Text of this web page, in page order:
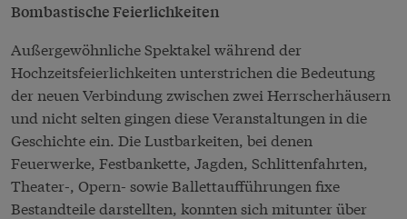
Bombastische Feierlichkeiten
Außergewöhnliche Spektakel während der
Hochzeitsfeierlichkeiten unterstrichen die Bedeutung
der neuen Verbindung zwischen zwei Herrscherhäusern
und nicht selten gingen diese Veranstaltungen in die
Geschichte ein. Die Lustbarkeiten, bei denen
Feuerwerke, Festbankette, Jagden, Schlittenfahrten,
Theater-, Opern- sowie Ballettaufführungen fixe
Bestandteile darstellten, konnten sich mitunter über